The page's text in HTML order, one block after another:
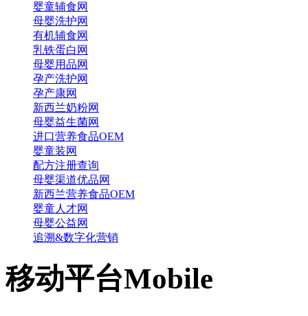
婴童辅食网
母婴洗护网
有机辅食网
乳铁蛋白网
母婴用品网
孕产洗护网
孕产康网
新西兰奶粉网
母婴益生菌网
进口营养食品OEM
婴童装网
配方注册查询
母婴渠道优品网
新西兰营养食品OEM
婴童人才网
母婴公益网
追溯&数字化营销
移动平台Mobile